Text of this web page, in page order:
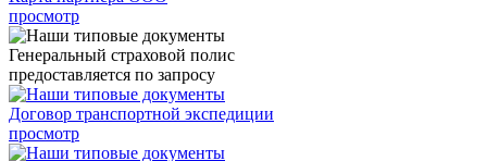
просмотр
Генеральный страховой полис
предоставляется по запросу
Договор транспортной экспедиции
просмотр